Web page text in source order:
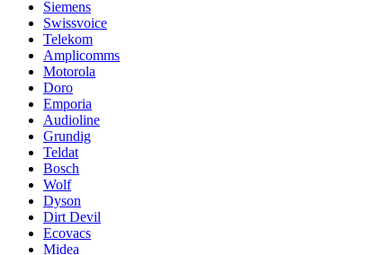
Siemens
Swissvoice
Telekom
Amplicomms
Motorola
Doro
Emporia
Audioline
Grundig
Teldat
Bosch
Wolf
Dyson
Dirt Devil
Ecovacs
Midea